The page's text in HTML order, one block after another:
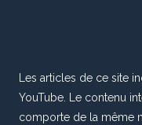
Les articles de ce site
YouTube. Le contenu
comporte de la même